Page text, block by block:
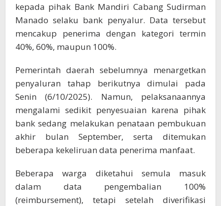
kepada pihak Bank Mandiri Cabang Sudirman
Manado selaku bank penyalur. Data tersebut
mencakup penerima dengan kategori termin
40%, 60%, maupun 100%.
Pemerintah daerah sebelumnya menargetkan
penyaluran tahap berikutnya dimulai pada
Senin (6/10/2025). Namun, pelaksanaannya
mengalami sedikit penyesuaian karena pihak
bank sedang melakukan penataan pembukuan
akhir bulan September, serta ditemukan
beberapa kekeliruan data penerima manfaat.
Beberapa warga diketahui semula masuk
dalam data pengembalian 100%
(reimbursement), tetapi setelah diverifikasi